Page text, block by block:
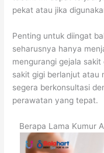
pekat atau jika
Penting untuk diingat
seharusnya hanya
mengurangi gejala
sakit gigi berlanjut atau
segera berkonsultasi
perawatan yang tepat.
Berapa Lama Kumur